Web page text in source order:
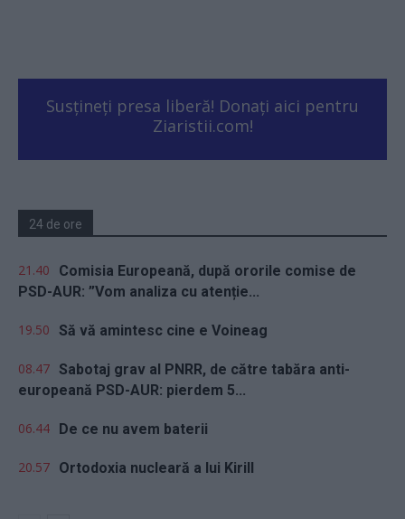
Susțineți presa liberă! Donați aici pentru
Ziaristii.com!
24 de ore
21.40
Comisia Europeană, după ororile comise de
PSD-AUR: ”Vom analiza cu atenție...
19.50 Să vă amintesc cine e Voineag
08.47 Sabotaj grav al PNRR, de către tabăra anti-
europeană PSD-AUR: pierdem 5...
06.44 De ce nu avem baterii
20.57 Ortodoxia nucleară a lui Kirill